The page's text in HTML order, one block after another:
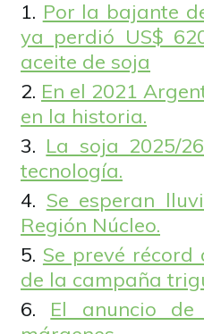
Por la bajante
ya perdió US$
aceite de soja
En el 2021
en la historia.
La soja 2025/
tecnología.
Se esperan
Región Núcleo.
Se prevé
de la campaña
El anuncio